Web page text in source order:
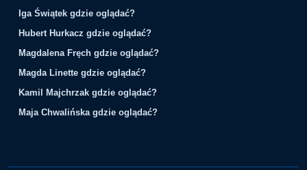
Iga Świątek gdzie oglądać?
Hubert Hurkacz gdzie oglądać?
Magdalena Fręch gdzie oglądać?
Magda Linette gdzie oglądać?
Kamil Majchrzak gdzie oglądać?
Maja Chwalińska gdzie oglądać?